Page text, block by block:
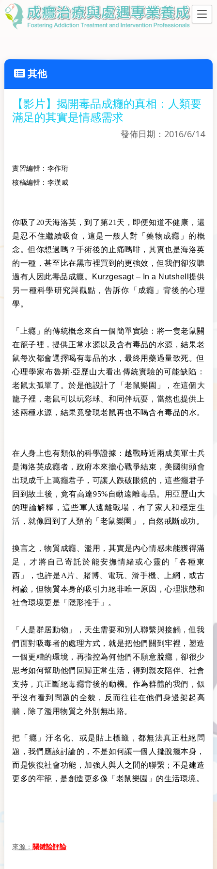
其他
【影片】揭開毒品成癮的真相：人類要
滿足的其實是情感需求
發佈日期：2016/6/14
實習編輯：李作珩
核稿編輯：李漢威
你吸了20天海洛英，到了第21天，即便知道不健康，還
是忍不住繼續吸食，這是一般人對「藥物成癮」的概
念。但你想過嗎？手術後的止痛嗎啡，其實也是海洛英
的一種，甚至比在黑市裡買到的更強效，但我們卻沒聽
過有人因此毒品成癮。
Kurzgesagt – In a Nutshell 提供
另一種科學研究與觀點，告訴你「成癮」背後的心理
學。
「上癮」的傳統概念來自一個簡單實驗：將一隻老鼠關
在籠子裡，提供正常水源以及含有毒品的水源，結果老
鼠每次都會選擇喝有毒品的水，最終用藥過量致死。但
心理學家布魯斯‧亞歷山大看出傳統實驗的可能缺陷：
老鼠太孤單了。於是他設計了
「老鼠樂園」
，在這個大
籠子裡，老鼠可以玩彩球、和同伴玩耍，當然也提供上
述兩種水源，結果竟發現老鼠再也不喝含有毒品的水。
在人身上也有類似的科學證據：越戰時近兩成美軍士兵
是海洛英成癮者 ，政府本來擔心戰爭結束，美國街頭會
出現成千上萬癮君子，可讓人跌破眼鏡的，這些癮君子
回到故土後，竟有高達95%自動遠離毒品。用亞歷山大
的理論解釋，這些軍人遠離戰場，有了家人和穩定生
活，就像回到了人類的「老鼠樂園」，自然戒斷成功。
換言之，物質成癮、濫用，其實是內心情感未能獲得滿
足，才將自己寄託於能安撫情緒或心靈的「各種東
西」，也許是A片、賭博、電玩、滑手機、上網，或古
柯鹼，但物質本身的吸引力絕非唯一原因，心理狀態和
社會環境更是「隱形推手」。
「人是群居動物」，天生需要和別人聯繫與接觸，但我
們面對吸毒者的處理方式，就是把他們關到牢裡，塑造
一個更糟的環境，再指控為何他們不願意脫癮，卻很少
思考如何幫助他們回歸正常生活，得到親友陪伴、社會
支持，真正斷絕毒癮背後的動機。作為群體的我們，似
乎沒有看到問題的全貌，反而往往在他們身邊架起高
牆，除了濫用物質之外別無出路。
把「癮」汙名化、或是貼上標籤，都無法真正杜絕問
題，我們應該討論的，不是如何讓一個人擺脫癮本身，
而是恢復社會功能，加強人與人之間的聯繫；不是建造
更多的牢籠，是創造更多像「老鼠樂園」的生活環境。
來源： 關鍵論評論